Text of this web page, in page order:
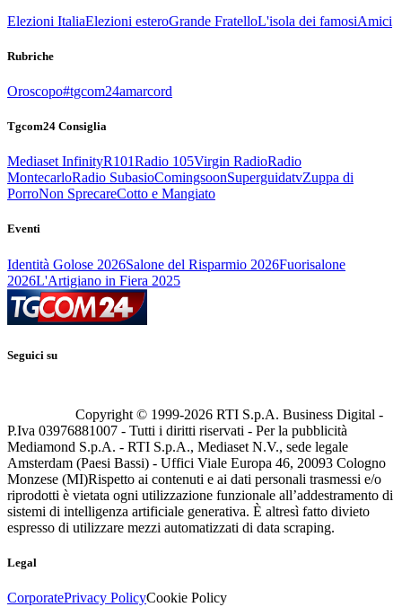
Elezioni ItaliaElezioni esteroGrande FratelloL'isola dei famosiAmici
Rubriche
Oroscopo#tgcom24amarcord
Tgcom24 Consiglia
Mediaset InfinityR101Radio 105Virgin RadioRadio
MontecarloRadio SubasioComingsoonSuperguidatvZuppa di
PorroNon SprecareCotto e Mangiato
Eventi
Identità Golose 2026Salone del Risparmio 2026Fuorisalone
2026L'Artigiano in Fiera 2025
Seguici su
Copyright © 1999-2026 RTI S.p.A. Business Digital -
P.Iva 03976881007 - Tutti i diritti riservati - Per la pubblicità
Mediamond S.p.A. - RTI S.p.A., Mediaset N.V., sede legale
Amsterdam (Paesi Bassi) - Uffici Viale Europa 46, 20093 Cologno
Monzese (MI)Rispetto ai contenuti e ai dati personali trasmessi e/o
riprodotti è vietata ogni utilizzazione funzionale all’addestramento di
sistemi di intelligenza artificiale generativa. È altresì fatto divieto
espresso di utilizzare mezzi automatizzati di data scraping.
Legal
CorporatePrivacy PolicyCookie Policy